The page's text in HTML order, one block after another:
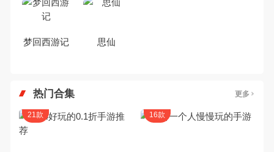
梦回西游记 思仙
热门合集 更多
21款 16款